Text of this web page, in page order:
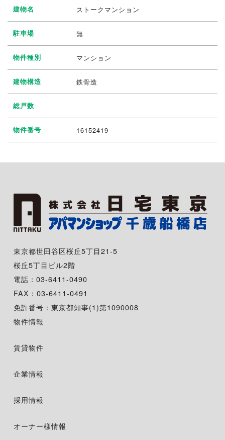
建物名 ストークマンション
駐車場 無
物件種別 マンション
建物構造 鉄骨造
総戸数
物件番号 16152419
東京都世田谷区桜丘5丁目21-5
桜丘5丁目ビル2階
電話：03-6411-0490
FAX：03-6411-0491
免許番号：東京都知事(1)第1090008
物件情報
賃貸物件
企業情報
採用情報
オーナー様情報